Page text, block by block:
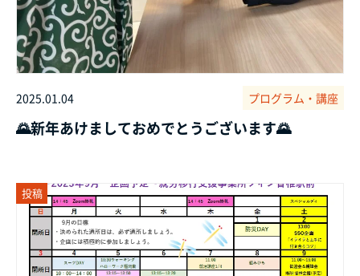
2025.01.04 プログラム・講座
🌄新年あけましておめでとうございます🌄
投稿